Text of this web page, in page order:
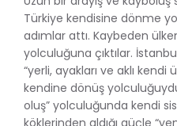
Türkiye kendisine dönme
adımlar attı. Kaybeden
yolculuğuna çıktılar.
“yerli, ayakları ve aklı kendi
kendine dönüş
oluş” yolculuğunda kendi
köklerinden aldığı güçle